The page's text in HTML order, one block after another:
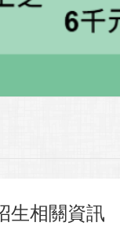
生相關資訊